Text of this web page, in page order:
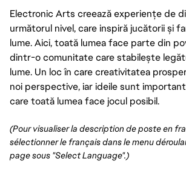
Electronic Arts creează experiențe de
următorul nivel, care inspiră jucătorii și
lume. Aici, toată lumea face parte din
dintr-o comunitate care stabilește
lume. Un loc în care creativitatea
noi perspective, iar ideile sunt
care toată lumea face jocul posibil.
(Pour visualiser la description de poste en
sélectionner le français dans le menu
page sous "Select Language".)